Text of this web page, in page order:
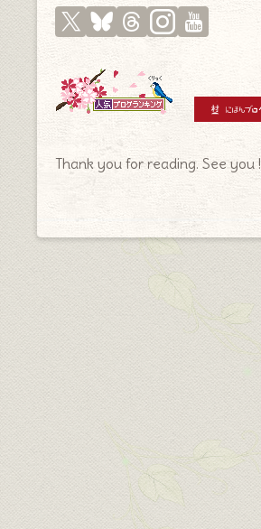
Thank you for reading. See you !